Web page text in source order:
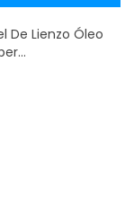
De Lienzo Óleo